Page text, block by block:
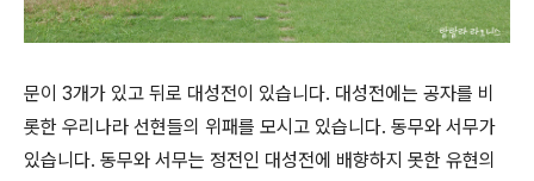
문이 3개가 있고 뒤로 대성전이 있습니다. 대성전에는 공자를 비
롯한 우리나라 선현들의 위패를 모시고 있습니다. 동무와 서무가
있습니다. 동무와 서무는 정전인 대성전에 배향하지 못한 유현의